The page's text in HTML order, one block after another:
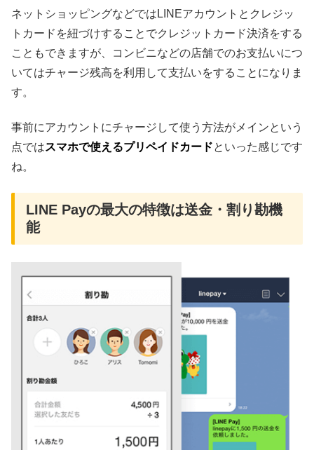
ネットショッピングなどではLINEアカウントとクレジッ
トカードを紐づけすることでクレジットカード決済をする
こともできますが、コンビニなどの店舗でのお支払いにつ
いてはチャージ残高を利用して支払いをすることになりま
す。
事前にアカウントにチャージして使う方法がメインという
点ではスマホで使えるプリペイドカードといった感じです
ね。
LINE Payの最大の特徴は送金・割り勘機
能